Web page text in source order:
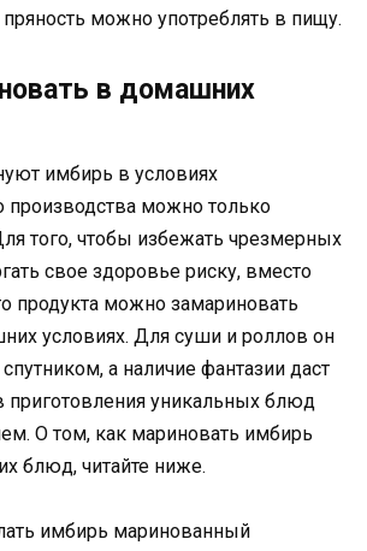
можно употреблять в пищу.
в домашних
имбирь в условиях
можно только
того, чтобы избежать чрезмерных
свое здоровье риску, вместо
продукта можно замариновать
условиях. Для суши и роллов он
а наличие фантазии даст
приготовления уникальных блюд
О том, как мариновать имбирь
блюд, читайте ниже.
имбирь маринованный